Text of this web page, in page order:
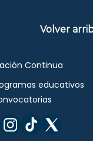
Volver
Continua
educativos